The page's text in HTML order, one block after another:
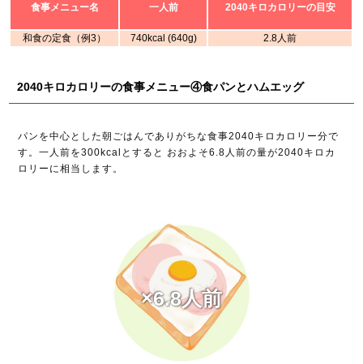
食事メニュー名 一人前 2040キロカロリーの目安
和食の定食（例3） 740kcal (640g) 2.8人前
2040キロカロリーの食事メニュー④食パンとハムエッグ
パンを中心とした朝ごはんでありがちな食事2040キロカロリー分で
す。一人前を300kcalとすると おおよそ6.8人前の量が2040キロカ
ロリーに相当します。
×6.8人前